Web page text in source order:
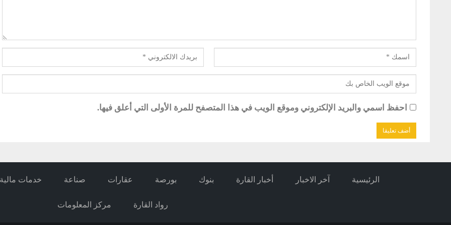
احفظ اسمي والبريد الإلكتروني وموقع الويب في هذا المتصفح للمرة الأولى التي أعلق فيها.
الرئيسية آخر الاخبار أخبار القارة بنوك بورصة عقارات صناعة خدمات مالية
رواد القارة مركز المعلومات